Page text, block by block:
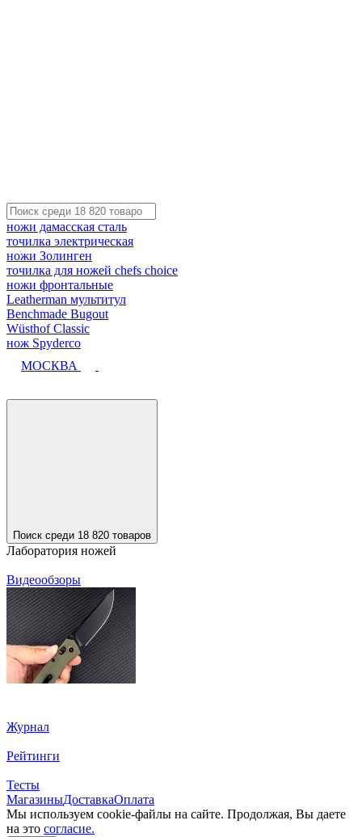
ножи дамасская сталь
точилка электрическая
ножи Золинген
точилка для ножей chefs choice
ножи фронтальные
Leatherman мультитул
Benchmade Bugout
Wüsthof Classic
нож Spyderco
МОСКВА
Поиск среди 18 820 товаров
Лаборатория ножей
Видеообзоры
Журнал
Рейтинги
Тесты
МагазиныДоставкаОплата
Мы используем cookie-файлы на сайте. Продолжая, Вы даете
на это согласие.